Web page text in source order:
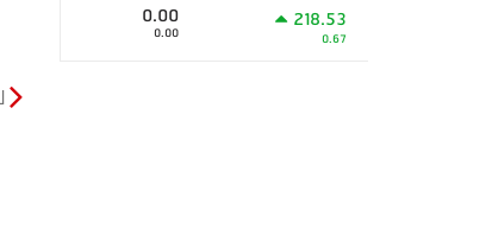
0.00
0.00 218.53
0.67